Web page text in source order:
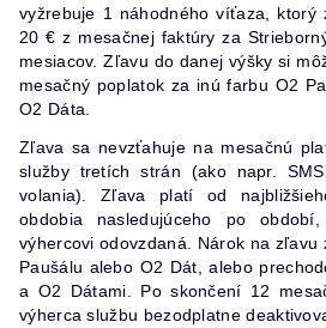
vyžrebuje 1 náhodného víťaza, ktorý
20 € z mesačnej faktúry za
mesiacov. Zľavu do danej výšky si
mesačný poplatok za inú farbu O2
O2 Dáta.
Zľava sa nevzťahuje na mesačnú
služby tretích strán (ako napr.
volania). Zľava platí od
obdobia nasledujúceho po
výhercovi odovzdaná. Nárok na zľavu
Paušálu alebo O2 Dát, alebo
a O2 Dátami. Po skončení 12
výherca službu bezodplatne